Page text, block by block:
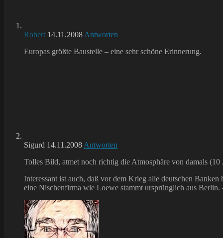
Robert 14.11.2008 Antworten
Europas größte Baustelle – eine sehr schöne Erinnerung.
Sigurd 14.11.2008 Antworten
Tolles Bild, atmet noch richtig die Atmosphäre von damals
Interessant ist auch, daß vor dem Krieg alle deutschen
eine Nischenfirma wie Loewe stammt ursprünglich aus